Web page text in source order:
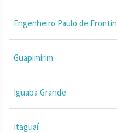
Engenheiro Paulo de Frontin
Guapimirim
Iguaba Grande
Itaguaí